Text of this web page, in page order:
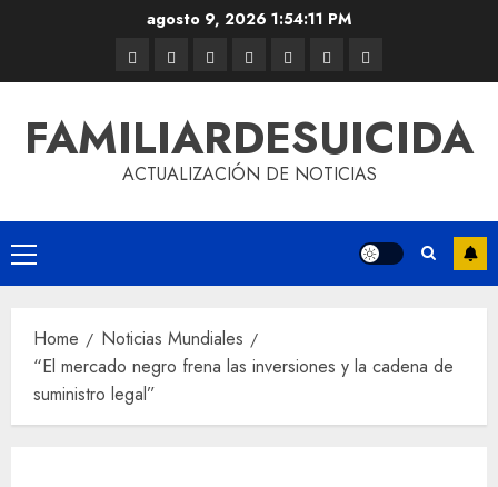
agosto 9, 2026 1:54:11 PM
FAMILIARDESUICIDA
ACTUALIZACIÓN DE NOTICIAS
Home
Noticias Mundiales
“El mercado negro frena las inversiones y la cadena de
suministro legal”